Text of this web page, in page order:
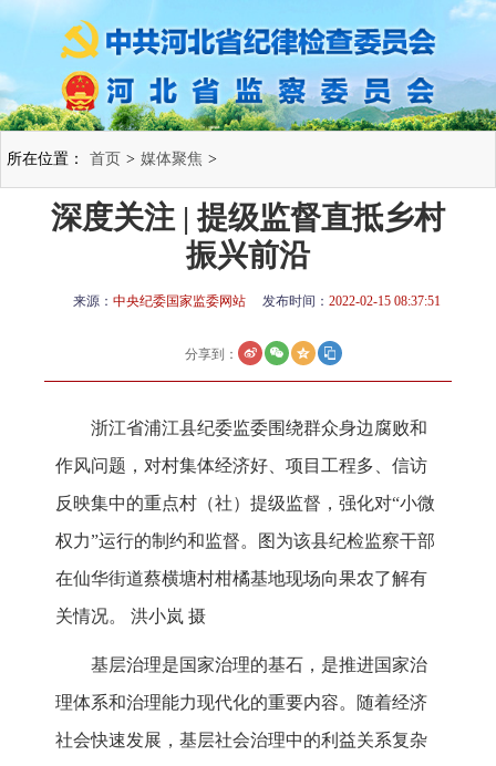
所在位置： 首页 > 媒体聚焦 >
深度关注 | 提级监督直抵乡村
振兴前沿
来源： 中央纪委国家监委网站 发布时间： 2022-02-15 08:37:51
分享到：
浙江省浦江县纪委监委围绕群众身边腐败和
作风问题，对村集体经济好、项目工程多、信访
反映集中的重点村（社）提级监督，强化对“小微
权力”运行的制约和监督。图为该县纪检监察干部
在仙华街道蔡横塘村柑橘基地现场向果农了解有
关情况。 洪小岚 摄
基层治理是国家治理的基石，是推进国家治
理体系和治理能力现代化的重要内容。随着经济
社会快速发展，基层社会治理中的利益关系复杂